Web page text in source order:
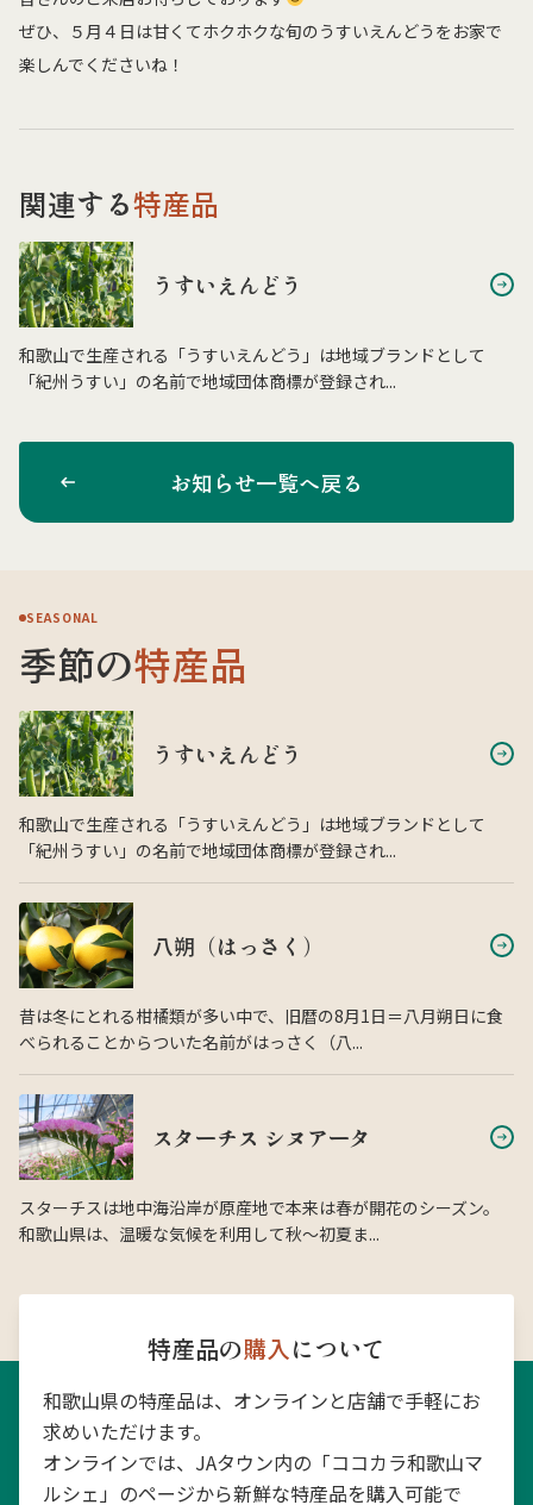
ぜひ、５月４日は甘くてホクホクな旬のうすいえんどうをお家で
楽しんでくださいね！
関連する特産品
うすいえんどう
和歌山で生産される「うすいえんどう」は地域ブランドとして
「紀州うすい」の名前で地域団体商標が登録され...
お知らせ一覧へ戻る
SEASONAL
季節の特産品
うすいえんどう
和歌山で生産される「うすいえんどう」は地域ブランドとして
「紀州うすい」の名前で地域団体商標が登録され...
八朔（はっさく）
昔は冬にとれる柑橘類が多い中で、旧暦の8月1日＝八月朔日に食
べられることからついた名前がはっさく（八...
スターチス シヌアータ
スターチスは地中海沿岸が原産地で本来は春が開花のシーズン。
和歌山県は、温暖な気候を利用して秋〜初夏ま...
特産品の購入について
和歌山県の特産品は、オンラインと店舗で手軽にお
求めいただけます。
オンラインでは、JAタウン内の「ココカラ和歌山マ
ルシェ」のページから新鮮な特産品を購入可能で